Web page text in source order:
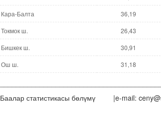
Кара-Балта
36,19
Токмок ш.
26,43
Бишкек ш.
30,91
Ош ш.
31,18
Баалар статистикасы бөлүмү |e-mail: